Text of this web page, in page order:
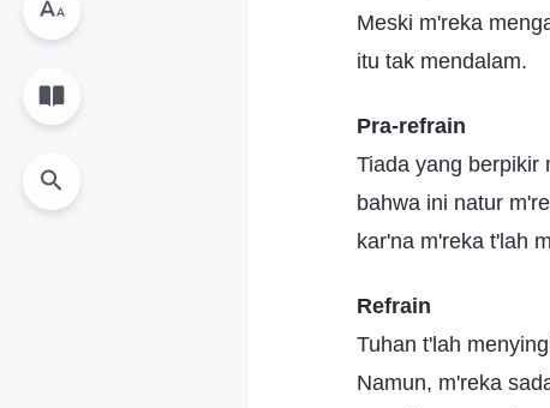
Meski m'reka
itu tak mendalam.
Pra-refrain
Tiada yang berpikir
bahwa ini natur
kar'na m'reka t'lah
Refrain
Tuhan t'lah
Namun, m'reka